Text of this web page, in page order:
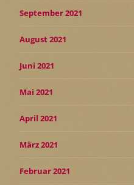
September 2021
August 2021
Juni 2021
Mai 2021
April 2021
März 2021
Februar 2021